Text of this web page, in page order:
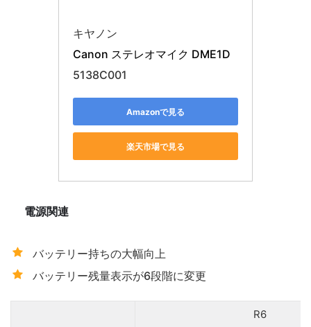
キヤノン
Canon ステレオマイク DME1D
5138C001
Amazonで見る
楽天市場で見る
電源関連
バッテリー持ちの大幅向上
バッテリー残量表示が6段階に変更
R6